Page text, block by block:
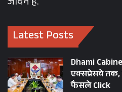
Latest Posts
Dhami
एक्सप्रेसवे
फैसले Click